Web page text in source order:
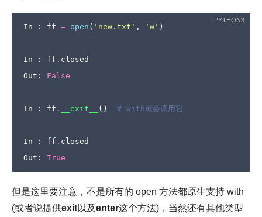
In : ff = open ( 'new.txt' , 'w' )
In : ff . closed
Out : False
In : ff . __exit__ () # with就会调用它
In : ff . closed
Out : True
但是这里要注意，不是所有的 open 方法都原生支持 with
(或者说提供exit以及enter这个方法)，当然还有其他类型